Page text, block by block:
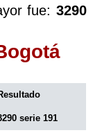
fue: 3290
serie 191